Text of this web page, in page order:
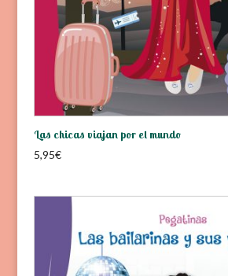
Las chicas viajan por el mundo
5,95€